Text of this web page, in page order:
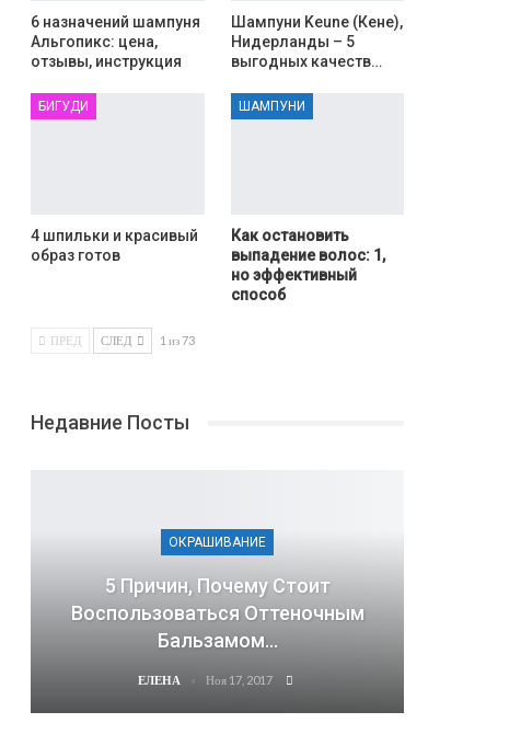
6 назначений шампуня
Альгопикс: цена,
отзывы, инструкция
Шампуни Keune (Кене),
Нидерланды – 5
выгодных качеств…
БИГУДИ
4 шпильки и красивый
образ готов
ШАМПУНИ
Как остановить
выпадение волос: 1,
но эффективный
способ
ПРЕД СЛЕД 1 из 73
Недавние Посты
ОКРАШИВАНИЕ
5 Причин, Почему Стоит
Воспользоваться Оттеночным
Бальзамом…
ЕЛЕНА Ноя 17, 2017